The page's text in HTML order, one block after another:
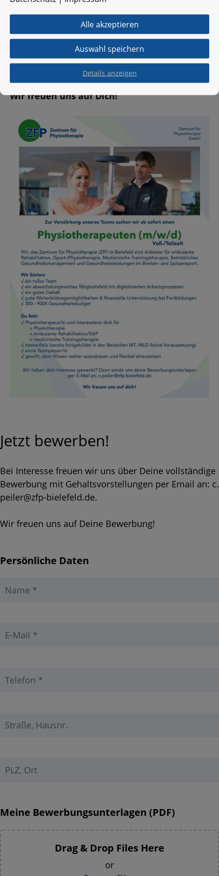
ge­willt, dein Wis­sen wei­ter aus­zu­bau­en und
fle­xi­bel ein­zu­set­zen
Wir haben dein In­ter­es­se ge­weckt? Dann sende
uns deine Be­wer­bungs­un­ter­la­gen per E-Mail an:
c.​peiler@​zfp-​bielefeld.​de
Wir freu­en uns auf Dich!
Jetzt be­wer­ben!
Bei In­ter­es­se freu­en wir uns über Deine voll­stän­di­ge
Be­wer­bung mit Ge­halts­vor­stel­lun­gen per Email an: c.​
peiler@​zfp-​bielefeld.​de.
Wir freu­en uns auf Deine Be­wer­bung!
Per­sön­li­che Daten
Meine Be­wer­bungs­un­ter­la­gen (PDF)
Drag & Drop Files Here
or
Alle akzeptieren
Auswahl speichern
Details anzeigen